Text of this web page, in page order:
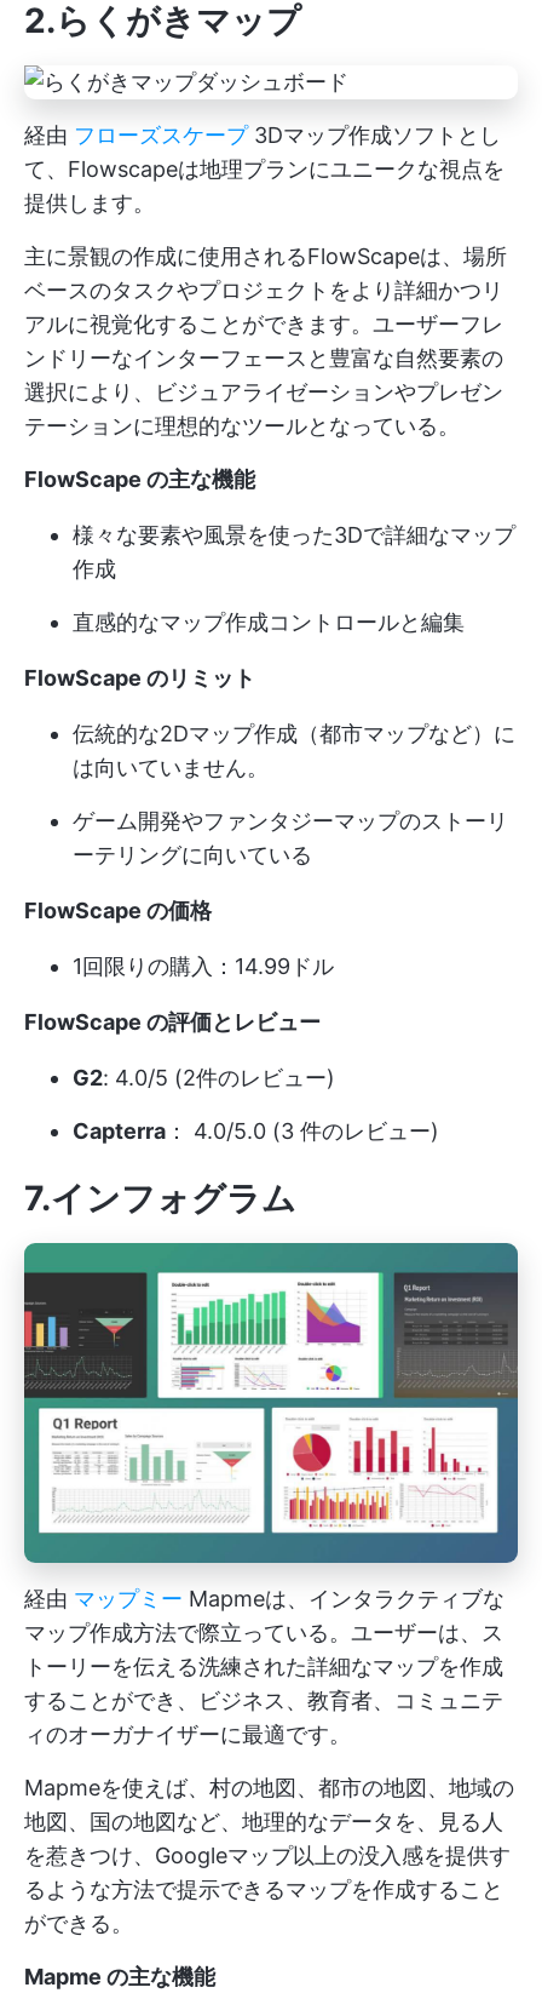
2.らくがきマップ
経由 フローズスケープ3Dマップ作成ソフトとし
て、Flowscapeは地理プランにユニークな視点を
提供します。
主に景観の作成に使用されるFlowScapeは、場所
ベースのタスクやプロジェクトをより詳細かつリ
アルに視覚化することができます。ユーザーフレ
ンドリーなインターフェースと豊富な自然要素の
選択により、ビジュアライゼーションやプレゼン
テーションに理想的なツールとなっている。
FlowScape の主な機能
様々な要素や風景を使った3Dで詳細なマップ
作成
直感的なマップ作成コントロールと編集
FlowScape のリミット
伝統的な2Dマップ作成（都市マップなど）に
は向いていません。
ゲーム開発やファンタジーマップのストーリ
ーテリングに向いている
FlowScape の価格
1回限りの購入：14.99ドル
FlowScape の評価とレビュー
G2: 4.0/5 (2件のレビュー)
Capterra ： 4.0/5.0 (3 件のレビュー)
7.インフォグラム
経由 マップミー Mapmeは、インタラクティブな
マップ作成方法で際立っている。ユーザーは、ス
トーリーを伝える洗練された詳細なマップを作成
することができ、ビジネス、教育者、コミュニテ
ィのオーガナイザーに最適です。
Mapmeを使えば、村の地図、都市の地図、地域の
地図、国の地図など、地理的なデータを、見る人
を惹きつけ、Googleマップ以上の没入感を提供す
るような方法で提示できるマップを作成すること
ができる。
Mapme の主な機能